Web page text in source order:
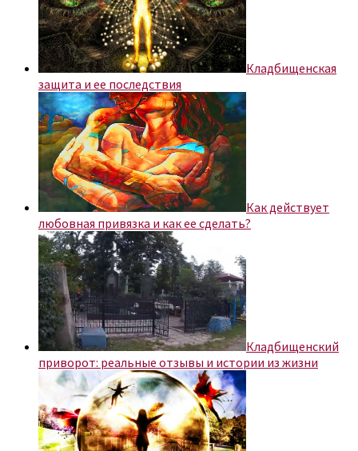
Кладбищенская
защита и ее последствия
Как действует
любовная привязка и как ее сделать?
Кладбищенский
приворот: реальные отзывы и истории из жизни